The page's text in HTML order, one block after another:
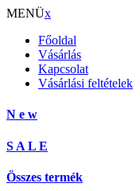
MENÜx
Főoldal
Vásárlás
Kapcsolat
Vásárlási feltételek
N e w
S A L E
Összes termék